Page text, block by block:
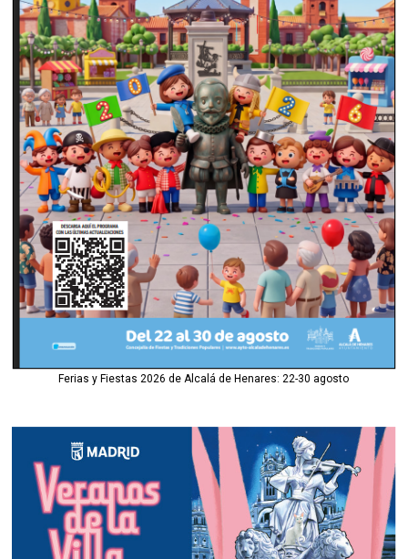
Ferias y Fiestas 2026 de Alcalá de Henares: 22-30 agosto